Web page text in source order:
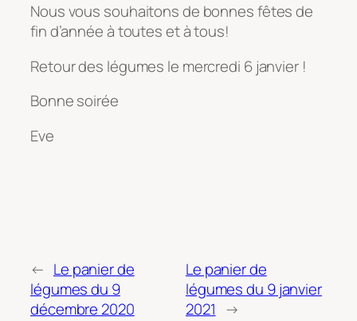
Nous vous souhaitons de bonnes fêtes de
fin d’année à toutes et à tous!
Retour des légumes le mercredi 6 janvier !
Bonne soirée
Eve
← Le panier de
légumes du 9
décembre 2020
Le panier de
légumes du 9 janvier
2021 →